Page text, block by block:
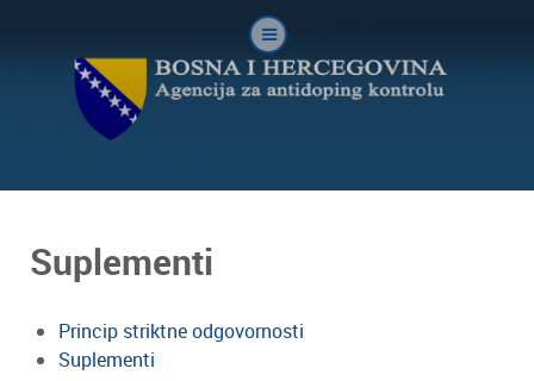
Suplementi
Princip striktne odgovornosti
Suplementi